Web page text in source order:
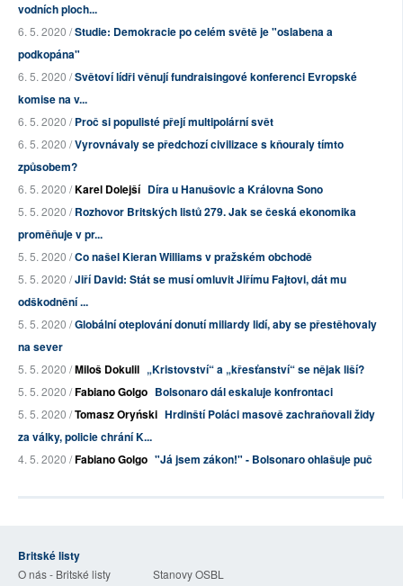
vodních ploch...
6. 5. 2020 /Studie: Demokracie po celém světě je "oslabena a
podkopána"
6. 5. 2020 /Světoví lídři věnují fundraisingové konferenci Evropské
komise na v...
6. 5. 2020 /Proč si populisté přejí multipolární svět
6. 5. 2020 /Vyrovnávaly se předchozí civilizace s kňouraly tímto
způsobem?
6. 5. 2020 /Karel Dolejší Díra u Hanušovic a Královna Sono
5. 5. 2020 /Rozhovor Britských listů 279. Jak se česká ekonomika
proměňuje v pr...
5. 5. 2020 /Co našel Kieran Williams v pražském obchodě
5. 5. 2020 /Jiří David: Stát se musí omluvit Jiřímu Fajtovi, dát mu
odškodnění ...
5. 5. 2020 /Globální oteplování donutí miliardy lidí, aby se přestěhovaly
na sever
5. 5. 2020 /Miloš Dokulil „Kristovství“ a „křesťanství“ se nějak liší?
5. 5. 2020 /Fabiano Golgo Bolsonaro dál eskaluje konfrontaci
5. 5. 2020 /Tomasz Oryński Hrdinští Poláci masově zachraňovali židy
za války, policie chrání K...
4. 5. 2020 /Fabiano Golgo "Já jsem zákon!" - Bolsonaro ohlašuje puč
Britské listy
O nás - Britské listy
Stanovy OSBL